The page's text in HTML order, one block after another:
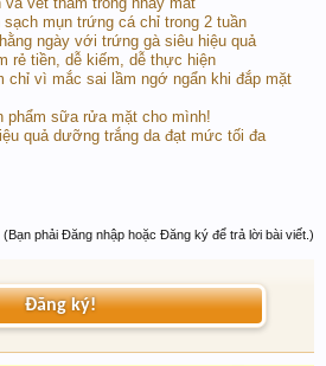
sạch mụn trứng cá chỉ trong 2 tuần
ngày với trứng gà siêu hiệu quả
rẻ tiền, dễ kiếm, dễ thực hiện
chỉ vì mắc sai lầm ngớ ngẩn khi đắp mặt
phẩm sữa rửa mặt cho mình!
quả dưỡng trắng da đạt mức tối đa
(Bạn phải Đăng nhập hoặc Đăng ký để trả lời bài viết.)
Đăng ký!